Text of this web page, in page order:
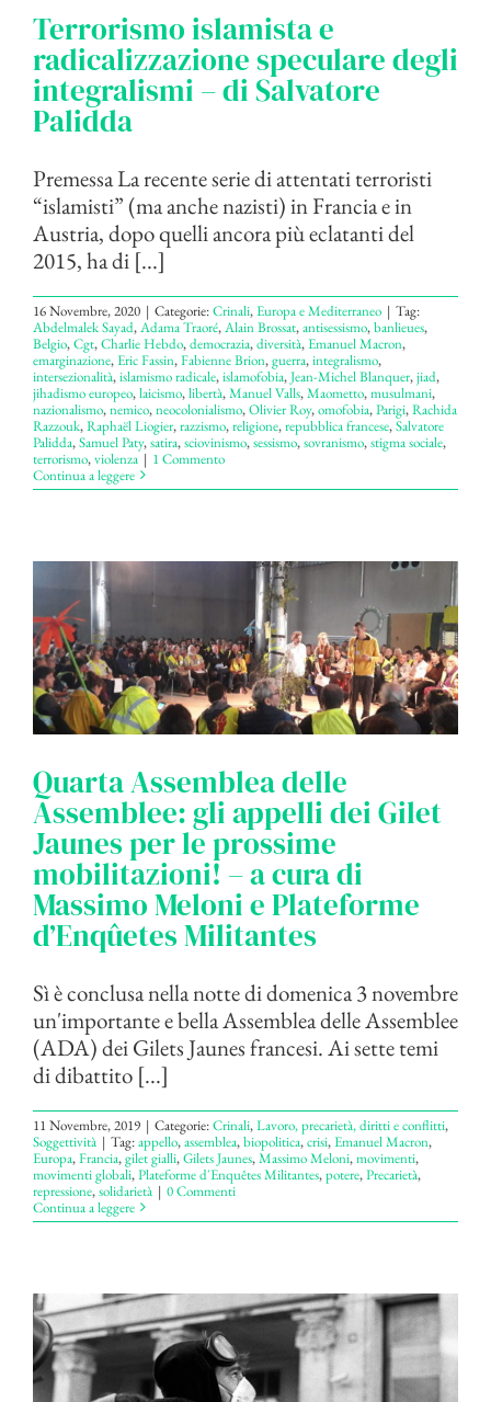
Terrorismo islamista e
radicalizzazione speculare degli
integralismi – di Salvatore
Palidda
Premessa La recente serie di attentati terroristi
“islamisti” (ma anche nazisti) in Francia e in
Austria, dopo quelli ancora più eclatanti del
2015, ha di [...]
16 Novembre, 2020 | Categorie:Crinali,Europa e Mediterraneo | Tag:
Abdelmalek Sayad,Adama Traoré,Alain Brossat,antisessismo,banlieues,
Belgio,Cgt,Charlie Hebdo,democrazia,diversità,Emanuel Macron,
emarginazione,Eric Fassin,Fabienne Brion,guerra,integralismo,
intersezionalità,islamismo radicale,islamofobia,Jean-Michel Blanquer,jiad,
jihadismo europeo,laicismo,libertà,Manuel Valls,Maometto,musulmani,
nazionalismo,nemico,neocolonialismo,Olivier Roy,omofobia,Parigi,Rachida
Razzouk,Raphaël Liogier,razzismo,religione,repubblica francese,Salvatore
Palidda,Samuel Paty,satira,sciovinismo,sessismo,sovranismo,stigma sociale,
terrorismo,violenza | 1 Commento
Continua a leggere
Quarta Assemblea delle
Assemblee: gli appelli dei Gilet
Jaunes per le prossime
mobilitazioni! – a cura di
Massimo Meloni e Plateforme
d’Enqûetes Militantes
Sì è conclusa nella notte di domenica 3 novembre
un'importante e bella Assemblea delle Assemblee
(ADA) dei Gilets Jaunes francesi. Ai sette temi
di dibattito [...]
11 Novembre, 2019 | Categorie:Crinali,Lavoro, precarietà, diritti e conflitti,
Soggettività | Tag:appello,assemblea,biopolitica,crisi,Emanuel Macron,
Europa,Francia,gilet gialli,Gilets Jaunes,Massimo Meloni,movimenti,
movimenti globali,Plateforme d'Enquêtes Militantes,potere,Precarietà,
repressione,solidarietà | 0 Commenti
Continua a leggere